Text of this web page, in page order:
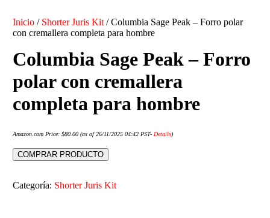
Inicio / Shorter Juris Kit / Columbia Sage Peak – Forro polar
con cremallera completa para hombre
Columbia Sage Peak – Forro
polar con cremallera
completa para hombre
Amazon.com Price:$80.00 (as of 26/11/2025 04:42 PST-Details)
COMPRAR PRODUCTO
Categoría: Shorter Juris Kit